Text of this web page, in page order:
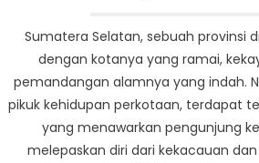
Sumatera Selatan, sebuah provinsi
dengan kotanya yang ramai,
pemandangan alamnya yang indah.
pikuk kehidupan perkotaan, terdapat
yang menawarkan pengunjung
melepaskan diri dari kekacauan